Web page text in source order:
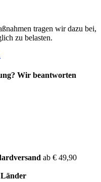
tragen wir dazu bei,
zu belasten.
Wir beantworten
ab € 49,90